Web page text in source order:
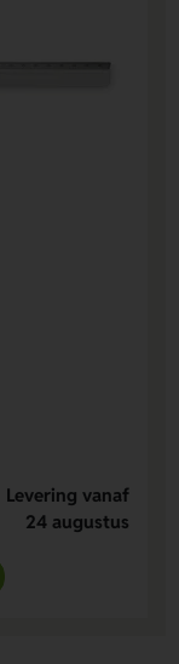
Levering vanaf
24 augustus